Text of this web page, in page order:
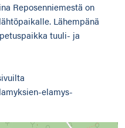
Reposenniemestä on
Lähempänä
tuuli- ja
elamys-